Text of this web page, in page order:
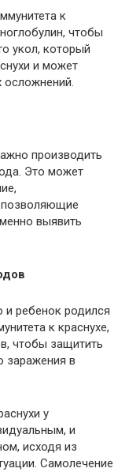
к
чтобы
укол, который
и может
производить
Это может
позволяющие
выявить
и ребенок родился
к краснухе,
чтобы защитить
заражения в
у
и
исходя из
Самолечение